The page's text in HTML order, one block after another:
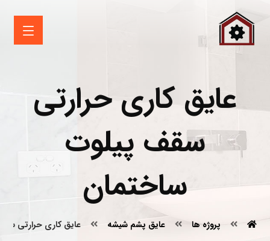
عایق کاری حرارتی
سقف پیلوت
ساختمان
پروژه ها عایق پشم شیشه عایق کاری حرارتی